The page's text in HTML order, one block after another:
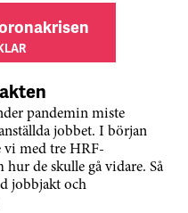
pandemin miste
jobbet. I början
vi med tre HRF-
de skulle gå vidare. Så
jobbjakt och